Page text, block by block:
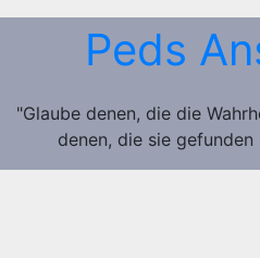
Zum
Peds
"Glaube denen, die die
denen, die sie